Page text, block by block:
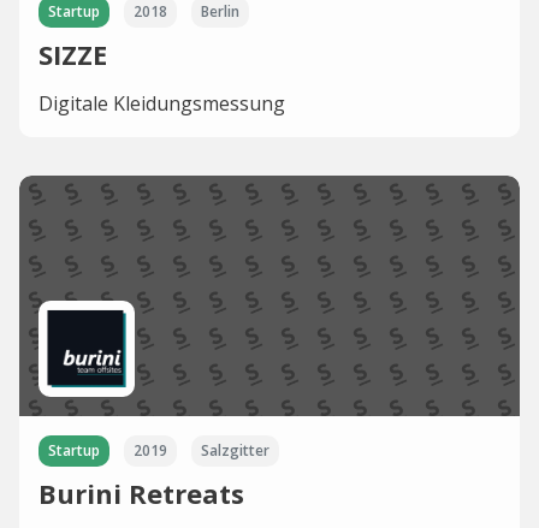
Startup 2018 Berlin
SIZZE
Digitale Kleidungsmessung
Startup 2019 Salzgitter
Burini Retreats